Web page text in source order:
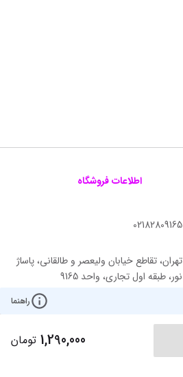
راهنما
1,290,000 تومان
اطلاعات فروشگاه
02182809165
تهران، تقاطع خیابان ولیعصر و طالقانی، پاساژ
نور، طبقه اول تجاری، واحد 9165